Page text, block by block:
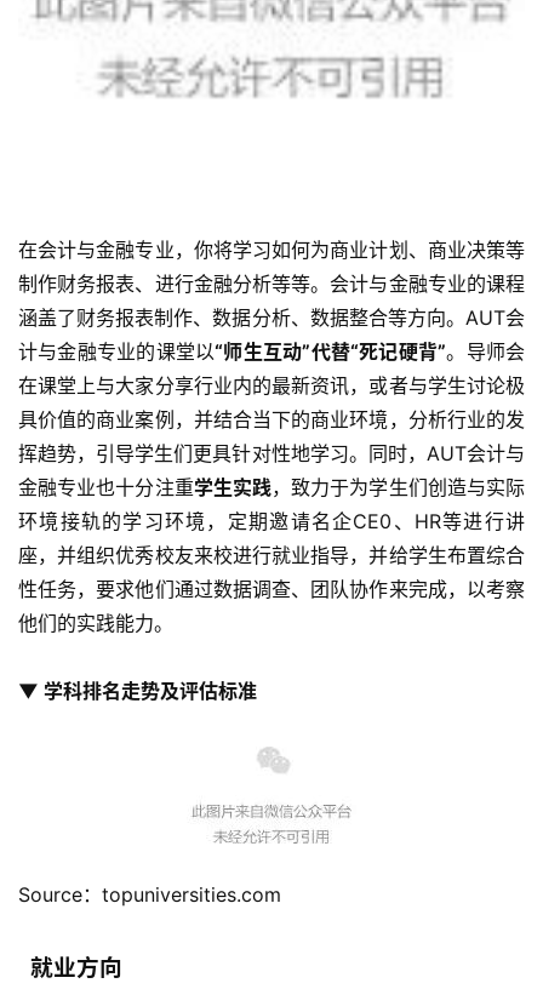
移
家
庭
团
聚
工
作
签
证
新
西
学
美
在会计与金融专业，你将学习如何为商业计划、商业决策等
制作财务报表、进行金融分析等等。会计与金融专业的课程
涵盖了财务报表制作、数据分析、数据整合等方向。AUT会
计与金融专业的课堂以“师生互动”代替“死记硬背”。导师会
在课堂上与大家分享行业内的最新资讯，或者与学生讨论极
具价值的商业案例，并结合当下的商业环境，分析行业的发
挥趋势，引导学生们更具针对性地学习。同时，AUT会计与
金融专业也十分注重学生实践，致力于为学生们创造与实际
环境接轨的学习环境，定期邀请名企CE0、HR等进行讲
座，并组织优秀校友来校进行就业指导，并给学生布置综合
性任务，要求他们通过数据调查、团队协作来完成，以考察
他们的实践能力。
▼ 学科排名走势及评估标准
Source：topuniversities.com
就业方向